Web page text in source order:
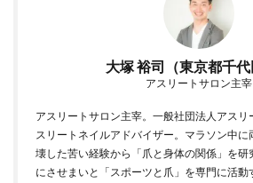
大塚 裕司（東京都千代
アスリートサロン主宰
アスリートサロン主宰。一般社団法人アスリ
スリートネイルアドバイザー。マラソン中に
壊した苦い経験から「爪と身体の関係」を研
にさせまいと「スポーツと爪」を専門に活動